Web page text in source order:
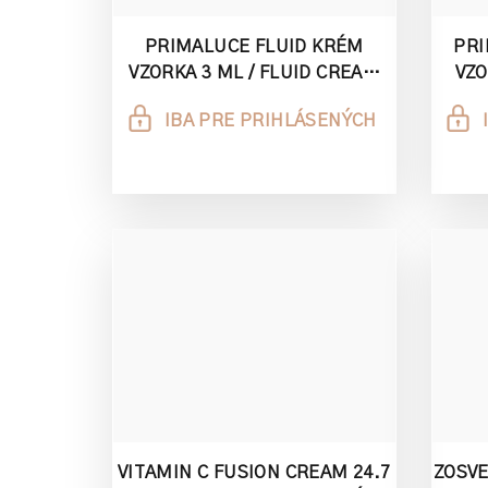
PRIMALUCE FLUID KRÉM
VZORKA 3 ML / FLUID CREAM
IBA PRE PRIHLÁSENÝCH
VITAMIN C FUSION CREAM 24.7